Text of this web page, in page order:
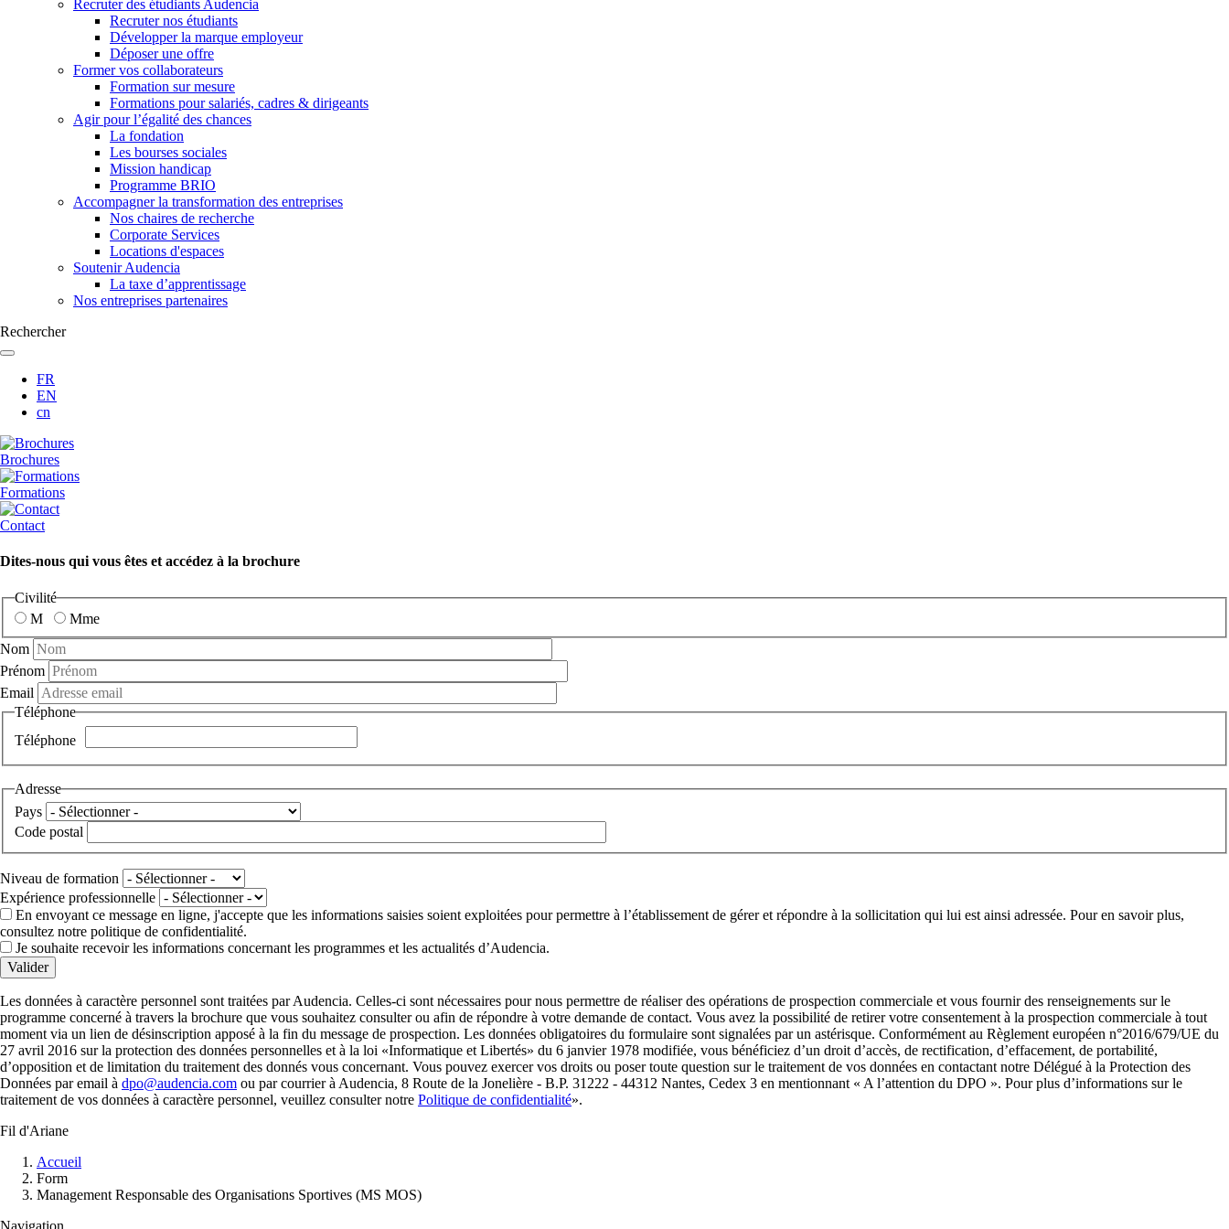
Recruter des étudiants Audencia
Recruter nos étudiants
Développer la marque employeur
Déposer une offre
Former vos collaborateurs
Formation sur mesure
Formations pour salariés, cadres & dirigeants
Agir pour l’égalité des chances
La fondation
Les bourses sociales
Mission handicap
Programme BRIO
Accompagner la transformation des entreprises
Nos chaires de recherche
Corporate Services
Locations d'espaces
Soutenir Audencia
La taxe d’apprentissage
Nos entreprises partenaires
Rechercher
FR
EN
cn
Brochures
Formations
Contact
Dites-nous qui vous êtes et accédez à la brochure
Civilité
M
Mme
Nom
Prénom
Email
Téléphone
Téléphone
Adresse
Pays
Code postal
Niveau de formation
Expérience professionnelle
En envoyant ce message en ligne, j'accepte que les informations saisies soient exploitées pour permettre à l’établissement de gérer et répondre à la sollicitation qui lui est ainsi adressée. Pour en savoir plus,
consultez notre politique de confidentialité.
Je souhaite recevoir les informations concernant les programmes et les actualités d’Audencia.
Valider
Les données à caractère personnel sont traitées par Audencia. Celles-ci sont nécessaires pour nous permettre de réaliser des opérations de prospection commerciale et vous fournir des renseignements sur le
programme concerné à travers la brochure que vous souhaitez consulter ou afin de répondre à votre demande de contact. Vous avez la possibilité de retirer votre consentement à la prospection commerciale à tout
moment via un lien de désinscription apposé à la fin du message de prospection. Les données obligatoires du formulaire sont signalées par un astérisque. Conformément au Règlement européen n°2016/679/UE du
27 avril 2016 sur la protection des données personnelles et à la loi «Informatique et Libertés» du 6 janvier 1978 modifiée, vous bénéficiez d’un droit d’accès, de rectification, d’effacement, de portabilité,
d’opposition et de limitation du traitement des donnés vous concernant. Vous pouvez exercer vos droits ou poser toute question sur le traitement de vos données en contactant notre Délégué à la Protection des
Données par email à dpo@audencia.com ou par courrier à Audencia, 8 Route de la Jonelière - B.P. 31222 - 44312 Nantes, Cedex 3 en mentionnant « A l’attention du DPO ». Pour plus d’informations sur le
traitement de vos données à caractère personnel, veuillez consulter notre Politique de confidentialité».
Fil d'Ariane
Accueil
Form
Management Responsable des Organisations Sportives (MS MOS)